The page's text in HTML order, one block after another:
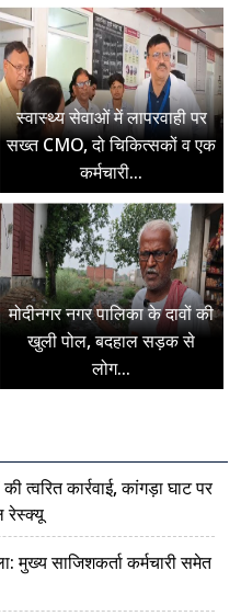
स्वास्थ्य सेवाओं में लापरवाही पर
सख्त CMO, दो चिकित्सकों व एक
कर्मचारी...
मोदीनगर नगर पालिका के दावों की
खुली पोल, बदहाल सड़क से
लोग...
त्वरित कार्रवाई, कांगड़ा घाट पर
रेस्क्यू
मुख्य साजिशकर्ता कर्मचारी समेत